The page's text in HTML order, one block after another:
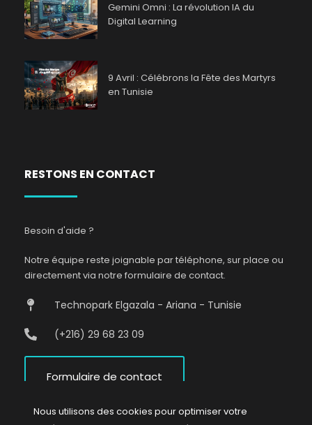
Nous utilisons des cookies pour optimiser votre
Gemini Omni : La révolution IA du
Digital Learning
9 Avril : Célébrons la Fête des Martyrs
en Tunisie
RESTONS EN CONTACT
Besoin d'aide ?
Notre équipe reste joignable par téléphone, sur place ou
directement via notre formulaire de contact.
Technopark Elgazala - Ariana - Tunisie
(+216) 29 68 23 09
Formulaire de contact